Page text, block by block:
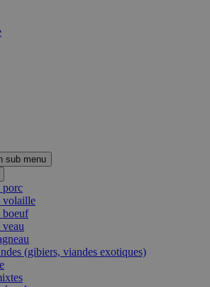
sub menu
porc
volaille
boeuf
(gibiers, viandes exotiques)